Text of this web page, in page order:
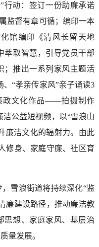
行动：签订一份助廉承诺
监督有章可循；编印一本
馆编印《清风长留天地
萃取智慧，引导党员干部
；推出一系列家风主题活
“孝亲传家风”亲子诵读3
政文化作品——拍摄制作
洁公益短视频，以“雪浪山
廉洁文化的辐射力。由此
修身、家庭守廉、社区育
雪浪街道将持续深化“监
廉建设路径，推动廉洁教
思想、家庭家风、基层治
量发展。